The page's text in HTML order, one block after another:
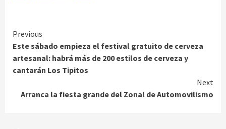
Continue
Reading
Previous
Este sábado empieza el festival gratuito de cerveza
artesanal: habrá más de 200 estilos de cerveza y
cantarán Los Tipitos
Next
Arranca la fiesta grande del Zonal de Automovilismo